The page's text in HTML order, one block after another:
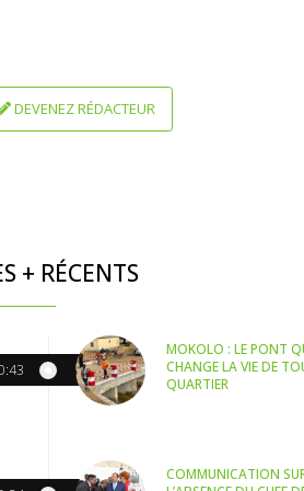
DEVENEZ RÉDACTEUR
+ RÉCENTS
MOKOLO : LE PONT
CHANGE LA VIE DE
QUARTIER
COMMUNICATION